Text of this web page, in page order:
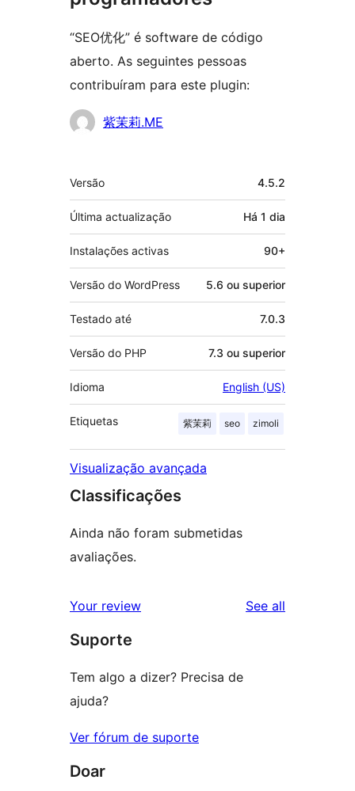
“SEO优化” é software de código
aberto. As seguintes pessoas
contribuíram para este plugin:
Contribuidores
紫茉莉.ME
Metadados
Versão 4.5.2
Última actualização Há 1 dia
Instalações activas 90+
Versão do WordPress 5.6 ou superior
Testado até 7.0.3
Versão do PHP 7.3 ou superior
Idioma English (US)
Etiquetas 紫茉莉 seo zimoli
Visualização avançada
Classificações
Ainda não foram submetidas
avaliações.
Your review See all
Suporte
Tem algo a dizer? Precisa de
ajuda?
Ver fórum de suporte
Doar